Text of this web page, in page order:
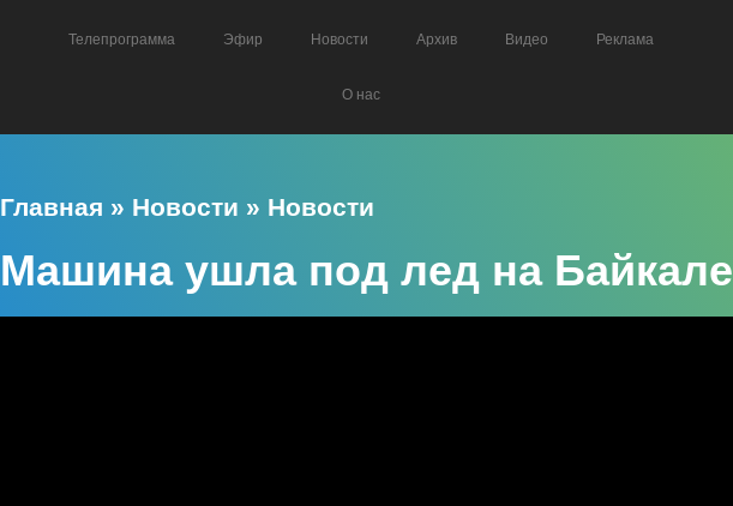
Телепрограмма Эфир Новости Архив Видео Реклама
О нас
Главная » Новости » Новости
Машина ушла под лед на Байкале